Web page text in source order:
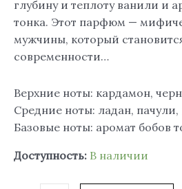
глубину и теплоту ванили и
тонка. Этот парфюм —
мужчины, который
современности…
Верхние ноты: кардамон,
Средние ноты: ладан,
Базовые ноты: аромат бобов
Доступность: В наличии